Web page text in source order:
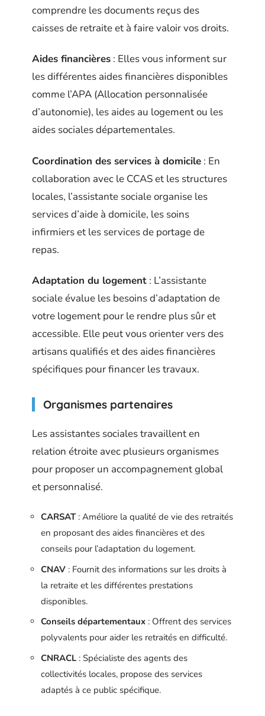
comprendre les documents reçus des
caisses de retraite et à faire valoir vos droits.
Aides financières : Elles vous informent sur
les différentes aides financières disponibles
comme l’APA (Allocation personnalisée
d’autonomie), les aides au logement ou les
aides sociales départementales.
Coordination des services à domicile : En
collaboration avec le CCAS et les structures
locales, l’assistante sociale organise les
services d’aide à domicile, les soins
infirmiers et les services de portage de
repas.
Adaptation du logement : L’assistante
sociale évalue les besoins d’adaptation de
votre logement pour le rendre plus sûr et
accessible. Elle peut vous orienter vers des
artisans qualifiés et des aides financières
spécifiques pour financer les travaux.
Organismes partenaires
Les assistantes sociales travaillent en
relation étroite avec plusieurs organismes
pour proposer un accompagnement global
et personnalisé.
CARSAT: Améliore la qualité de vie des retraités
en proposant des aides financières et des
conseils pour l’adaptation du logement.
CNAV : Fournit des informations sur les droits à
la retraite et les différentes prestations
disponibles.
Conseils départementaux : Offrent des services
polyvalents pour aider les retraités en difficulté.
CNRACL: Spécialiste des agents des
collectivités locales, propose des services
adaptés à ce public spécifique.